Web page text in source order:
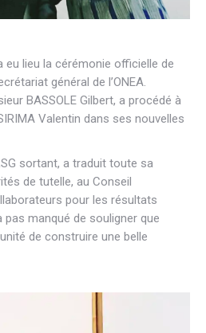
eu lieu la cérémonie officielle de
général de l’ONEA.
BASSOLE Gilbert, a procédé à
Valentin dans ses nouvelles
sortant, a traduit toute sa
de tutelle, au Conseil
pour les résultats
pas manqué de souligner que
de construire une belle